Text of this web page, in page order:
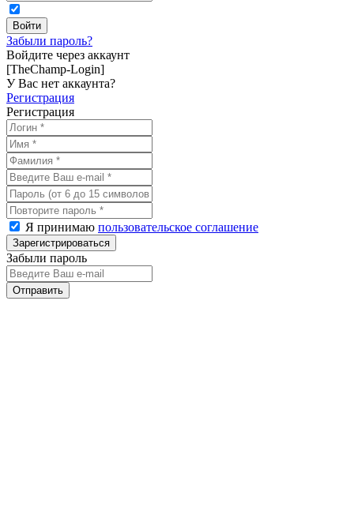
Забыли пароль?
Войдите через аккаунт
[TheChamp-Login]
У Вас нет аккаунта?
Регистрация
Регистрация
Я принимаю пользовательское соглашение
Забыли пароль